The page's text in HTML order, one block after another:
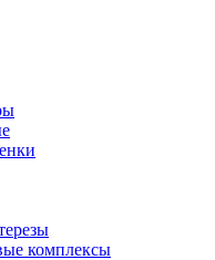
комплексы